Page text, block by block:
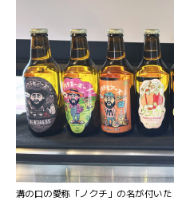
溝の口の愛称「ノクチ」の名が付い